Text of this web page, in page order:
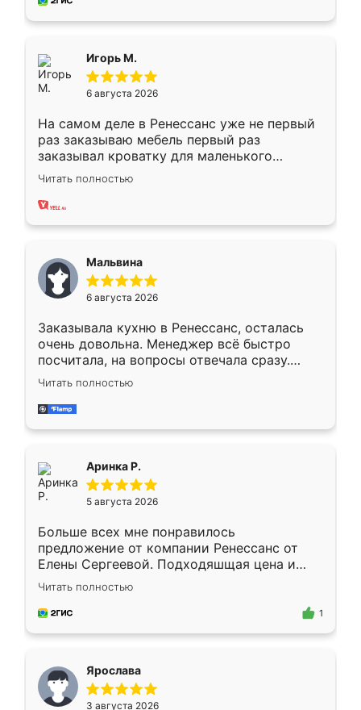
Игорь М.
6 августа 2026
На самом деле в Ренессанс уже не первый
раз заказываю мебель первый раз
заказывал кроватку для маленького
ребёнка при его рождении ,во второй раз
заказал шкаф-купе. По качеству очень
хорошее сборка достаточно быстрая,
меньше, здесь же он более разнообразный.
Мне нравится ,если что-то потребуется из
мебели буду заказывать только здесь.
Читать полностью
Мальвина
6 августа 2026
Заказывала кухню в Ренессанс, осталась
очень довольна. Менеджер всё быстро
посчитала, на вопросы отвечала сразу.
Замерщик приехал в субботу, подошёл к
делу со всей ответственностью. Собрали
за день, ребята работали аккуратно, даже
Читать полностью
Аринка Р.
5 августа 2026
Больше всех мне понравилось
предложение от компании Ренессанс от
Елены Сергеевой. Подходяшщая цена и
короткие сроки изготовления. Приехавший
для замера сотрудник Владислав
предложил по моему эскизу самый
Читать полностью
1
Ярослава
3 августа 2026